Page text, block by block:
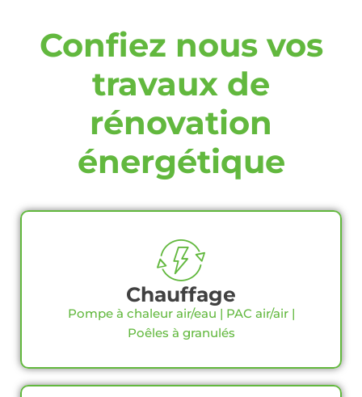
Confiez nous vos
travaux de
rénovation
énergétique
Chauffage
Pompe à chaleur air/eau | PAC air/air |
Poêles à granulés